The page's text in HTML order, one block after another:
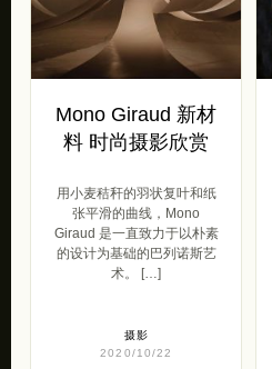
Mono Giraud 新材
料 时尚摄影欣赏
用小麦秸秆的羽状复叶和纸
张平滑的曲线，Mono
Giraud 是一直致力于以朴素
的设计为基础的巴列诺斯艺
术。 […]
摄影
2020/10/22